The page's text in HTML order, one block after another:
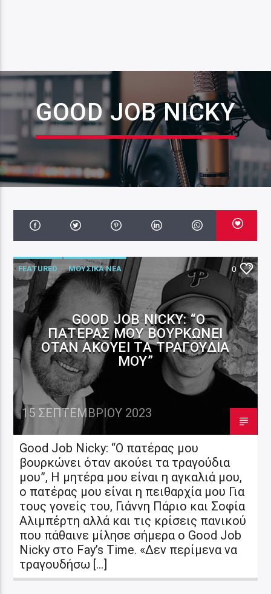
GOOD JOB NICKY
FEATURED ΜΟΥΣΙΚΑ ΝΕΑ 0
GOOD JOB NICKY: “Ο
ΠΑΤΈΡΑΣ ΜΟΥ ΒΟΥΡΚΏΝΕΙ
ΌΤΑΝ ΑΚΟΎΕΙ ΤΑ ΤΡΑΓΟΎΔΙΑ
ΜΟΥ”
15 ΣΕΠΤΕΜΒΡΊΟΥ 2023
Good Job Nicky: “Ο πατέρας μου
βουρκώνει όταν ακούει τα τραγούδια
μου”, Η μητέρα μου είναι η αγκαλιά μου,
ο πατέρας μου είναι η πειθαρχία μου Για
τους γονείς του, Γιάννη Πάριο και Σοφία
Αλιμπέρτη αλλά και τις κρίσεις πανικού
που πάθαινε μίλησε σήμερα ο Good Job
Nicky στο Fay’s Time. «Δεν περίμενα να
τραγουδήσω […]